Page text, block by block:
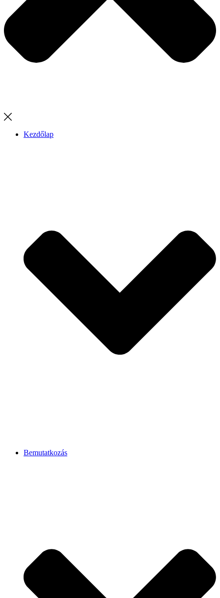
Kezdőlap
Bemutatkozás